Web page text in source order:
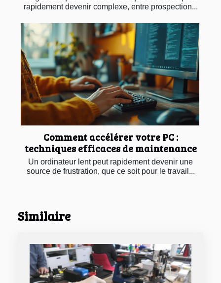
rapidement devenir complexe, entre prospection...
Comment accélérer votre PC :
techniques efficaces de maintenance
Un ordinateur lent peut rapidement devenir une
source de frustration, que ce soit pour le travail...
Similaire